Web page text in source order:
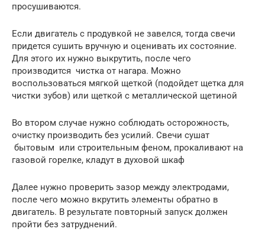
просушиваются.
Если двигатель с продувкой не завелся, тогда свечи
придется сушить вручную и оценивать их состояние.
Для этого их нужно выкрутить, после чего
производится чистка от нагара. Можно
воспользоваться мягкой щеткой (подойдет щетка для
чистки зубов) или щеткой с металлической щетиной
Во втором случае нужно соблюдать осторожность,
очистку производить без усилий. Свечи сушат
бытовым или строительным феном, прокаливают на
газовой горелке, кладут в духовой шкаф
Далее нужно проверить зазор между электродами,
после чего можно вкрутить элементы обратно в
двигатель. В результате повторный запуск должен
пройти без затруднений.